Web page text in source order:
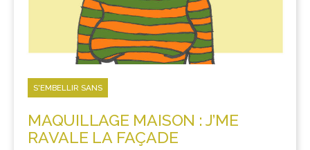
S'EMBELLIR SANS
MAQUILLAGE MAISON : J’ME
RAVALE LA FAÇADE